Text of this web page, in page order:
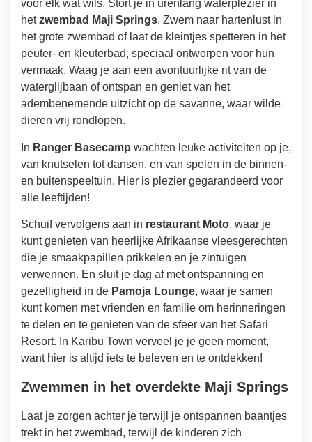
voor elk wat wils. Stort je in urenlang waterplezier in
hetzwembad Maji Springs. Zwem naar hartenlust in
het grote zwembad of laat de kleintjes spetteren in het
peuter- en kleuterbad, speciaal ontworpen voor hun
vermaak. Waag je aan een avontuurlijke rit van de
waterglijbaan of ontspan en geniet van het
adembenemende uitzicht op de savanne, waar wilde
dieren vrij rondlopen.
In Ranger Basecamp wachten leuke activiteiten op je,
van knutselen tot dansen, en van spelen in de binnen-
en buitenspeeltuin. Hier is plezier gegarandeerd voor
alle leeftijden!
Schuif vervolgens aan in restaurant Moto, waar je
kunt genieten van heerlijke Afrikaanse vleesgerechten
die je smaakpapillen prikkelen en je zintuigen
verwennen. En sluit je dag af met ontspanning en
gezelligheid in de Pamoja Lounge, waar je samen
kunt komen met vrienden en familie om herinneringen
te delen en te genieten van de sfeer van het Safari
Resort. In Karibu Town verveel je je geen moment,
want hier is altijd iets te beleven en te ontdekken!
Zwemmen in het overdekte Maji Springs
Laat je zorgen achter je terwijl je ontspannen baantjes
trekt in het zwembad, terwijl de kinderen zich